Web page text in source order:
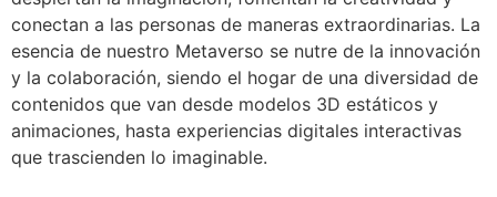
conectan a las personas de maneras extraordinarias. La
esencia de nuestro Metaverso se nutre de la innovación
y la colaboración, siendo el hogar de una diversidad de
contenidos que van desde modelos 3D estáticos y
animaciones, hasta experiencias digitales interactivas
que trascienden lo imaginable.